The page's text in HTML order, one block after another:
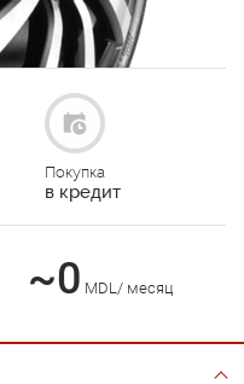
Покупка
в кредит
~0 MDL/ месяц